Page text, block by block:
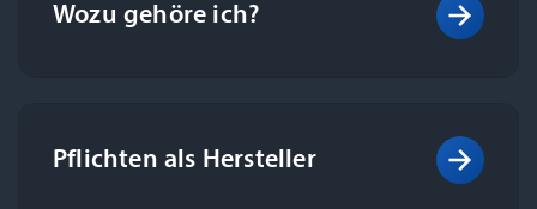
Wozu gehöre ich?
Pflichten als Hersteller